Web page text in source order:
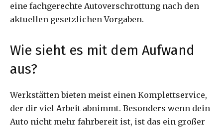
eine fachgerechte Autoverschrottung nach den
aktuellen gesetzlichen Vorgaben.
Wie sieht es mit dem Aufwand
aus?
Werkstätten bieten meist einen Komplettservice,
der dir viel Arbeit abnimmt. Besonders wenn dein
Auto nicht mehr fahrbereit ist, ist das ein großer